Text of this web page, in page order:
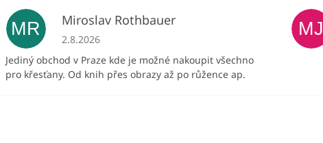
MR Miroslav Rothbauer
Hodnocení obchodu je 5 z 5 hvězdiček.
2.8.2026
Jediný obchod v Praze kde je možné nakoupit všechno
pro křesťany. Od knih přes obrazy až po růžence ap.
MJ